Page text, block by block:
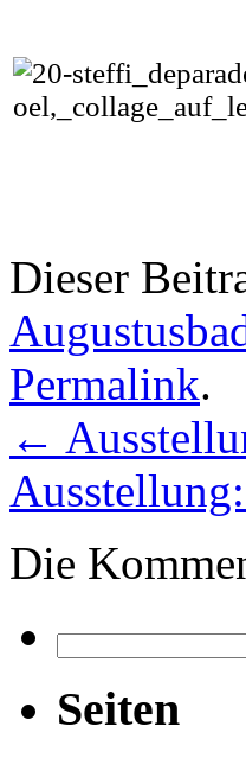
Dieser
Permalink.
←
Die
nach:
Seiten